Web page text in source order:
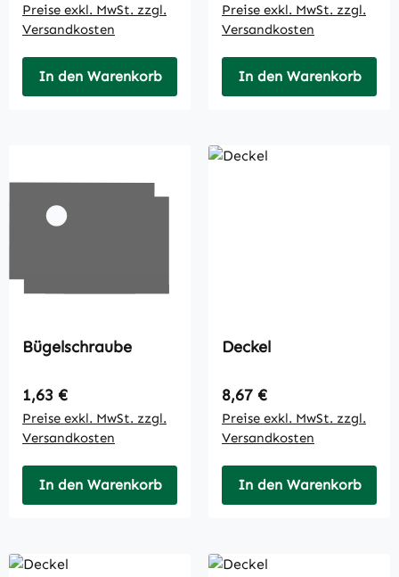
Preise exkl. MwSt. zzgl.
Versandkosten
In den Warenkorb
Preise exkl. MwSt. zzgl.
Versandkosten
In den Warenkorb
Bügelschraube
Regulärer Preis:
1,63 €
Preise exkl. MwSt. zzgl.
Versandkosten
In den Warenkorb
Deckel
Regulärer Preis:
8,67 €
Preise exkl. MwSt. zzgl.
Versandkosten
In den Warenkorb